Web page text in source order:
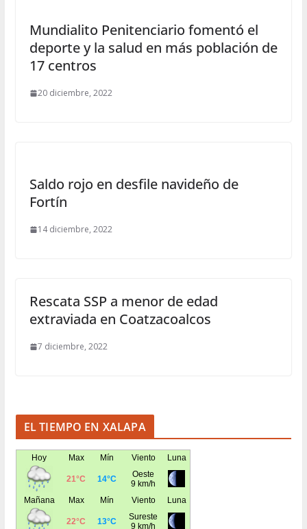
Mundialito Penitenciario fomentó el
deporte y la salud en más población de
17 centros
20 diciembre, 2022
Saldo rojo en desfile navideño de
Fortín
14 diciembre, 2022
Rescata SSP a menor de edad
extraviada en Coatzacoalcos
7 diciembre, 2022
EL TIEMPO EN XALAPA